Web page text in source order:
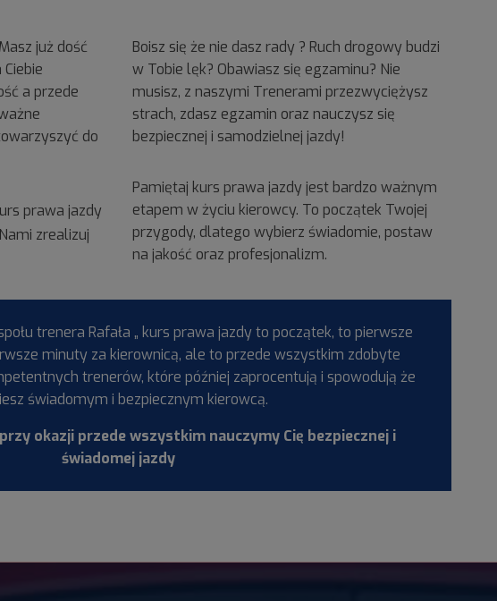
już dość
a przede
do
prawa jazdy
zrealizuj
Boisz się że nie dasz rady ? Ruch drogowy budzi
w Tobie lęk? Obawiasz się egzaminu? Nie
musisz, z naszymi Trenerami przezwyciężysz
strach, zdasz egzamin oraz nauczysz się
bezpiecznej i samodzielnej jazdy!
Pamiętaj kurs prawa jazdy jest bardzo ważnym
etapem w życiu kierowcy. To początek Twojej
przygody, dlatego wybierz świadomie, postaw
na jakość oraz profesjonalizm.
trenera Rafała „ kurs prawa jazdy to początek, to pierwsze
minuty za kierownicą, ale to przede wszystkim zdobyte
trenerów, które później zaprocentują i spowodują że
świadomym i bezpiecznym kierowcą.
okazji przede wszystkim nauczymy Cię bezpiecznej i
świadomej jazdy